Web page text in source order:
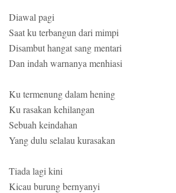
Diawal pagi
Saat ku terbangun dari mimpi
Disambut hangat sang mentari
Dan indah warnanya menhiasi
Ku termenung dalam hening
Ku rasakan kehilangan
Sebuah keindahan
Yang dulu selalau kurasakan
Tiada lagi kini
Kicau burung bernyanyi